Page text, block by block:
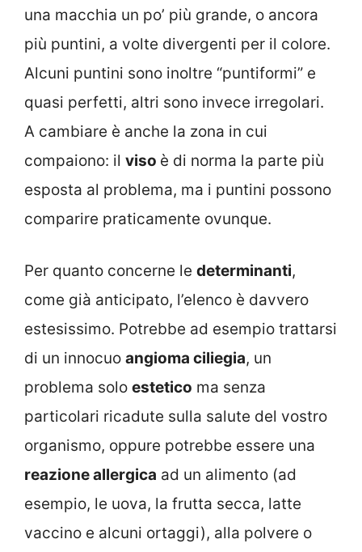
una macchia un po’ più grande, o ancora
più puntini, a volte divergenti per il colore.
Alcuni puntini sono inoltre “puntiformi” e
quasi perfetti, altri sono invece irregolari.
A cambiare è anche la zona in cui
compaiono: il viso è di norma la parte più
esposta al problema, ma i puntini possono
comparire praticamente ovunque.
Per quanto concerne le determinanti,
come già anticipato, l’elenco è davvero
estesissimo. Potrebbe ad esempio trattarsi
di un innocuo angioma ciliegia, un
problema solo estetico ma senza
particolari ricadute sulla salute del vostro
organismo, oppure potrebbe essere una
reazione allergica ad un alimento (ad
esempio, le uova, la frutta secca, latte
vaccino e alcuni ortaggi), alla polvere o